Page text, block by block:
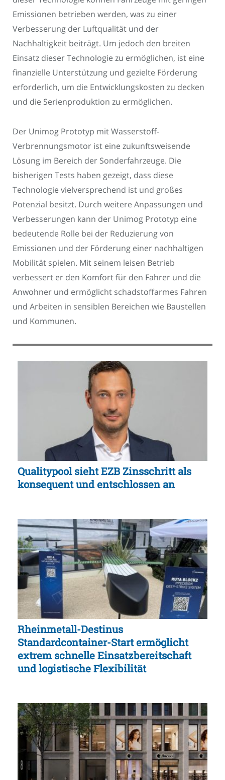
Emissionen betrieben werden, was zu einer
Verbesserung der Luftqualität und der
Nachhaltigkeit beiträgt. Um jedoch den breiten
Einsatz dieser Technologie zu ermöglichen, ist eine
finanzielle Unterstützung und gezielte Förderung
erforderlich, um die Entwicklungskosten zu decken
und die Serienproduktion zu ermöglichen.
Der Unimog Prototyp mit Wasserstoff-
Verbrennungsmotor ist eine zukunftsweisende
Lösung im Bereich der Sonderfahrzeuge. Die
bisherigen Tests haben gezeigt, dass diese
Technologie vielversprechend ist und großes
Potenzial besitzt. Durch weitere Anpassungen und
Verbesserungen kann der Unimog Prototyp eine
bedeutende Rolle bei der Reduzierung von
Emissionen und der Förderung einer nachhaltigen
Mobilität spielen. Mit seinem leisen Betrieb
verbessert er den Komfort für den Fahrer und die
Anwohner und ermöglicht schadstoffarmes Fahren
und Arbeiten in sensiblen Bereichen wie Baustellen
und Kommunen.
Qualitypool sieht EZB Zinsschritt als
konsequent und entschlossen an
Rheinmetall-Destinus
Standardcontainer-Start ermöglicht
extrem schnelle Einsatzbereitschaft
und logistische Flexibilität